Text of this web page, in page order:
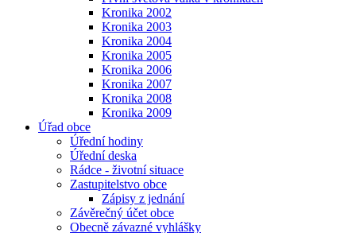
Kronika 2002
Kronika 2003
Kronika 2004
Kronika 2005
Kronika 2006
Kronika 2007
Kronika 2008
Kronika 2009
Úřad obce
Úřední hodiny
Úřední deska
Rádce - životní situace
Zastupitelstvo obce
Zápisy z jednání
Závěrečný účet obce
Obecně závazné vyhlášky